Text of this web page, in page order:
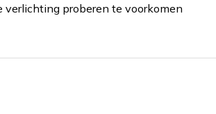
verlichting proberen te voorkomen